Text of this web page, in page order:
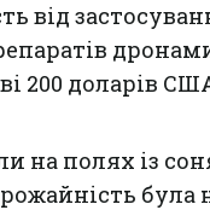
від
200 доларів
на полях із
була